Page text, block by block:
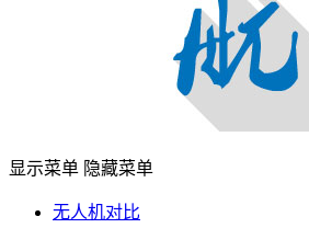
显示菜单 隐藏菜单
无人机对比